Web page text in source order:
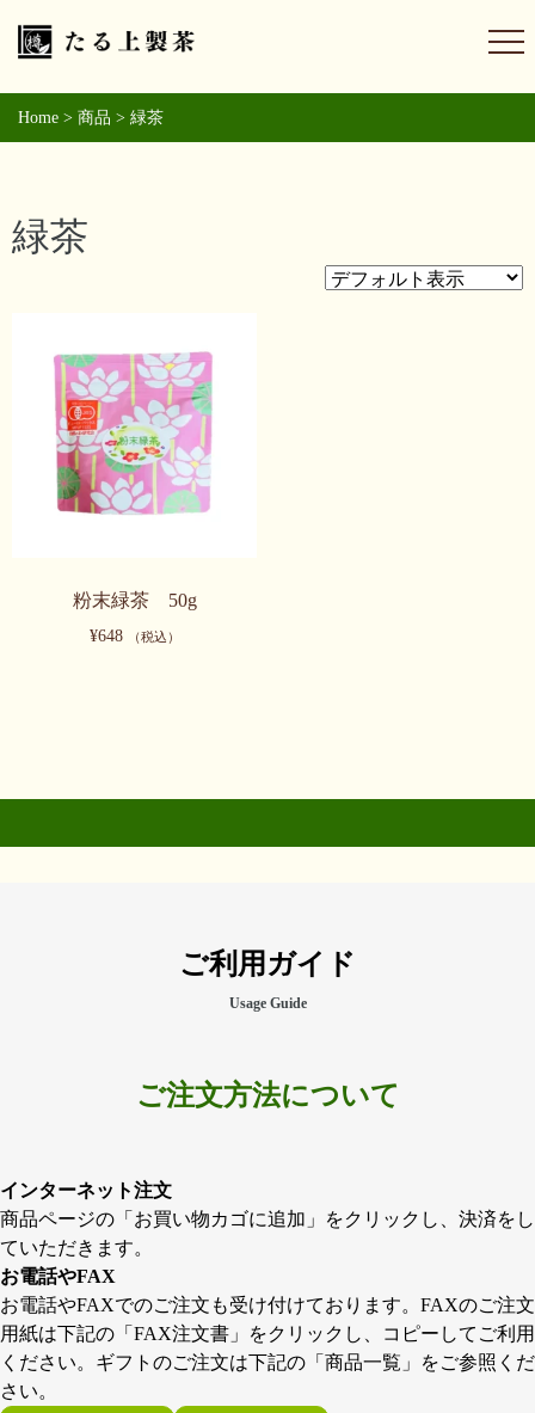
Home > 商品 > 緑茶
緑茶
粉末緑茶 50g
¥648 （税込）
ご利用ガイド
Usage Guide
ご注文方法について
インターネット注文
商品ページの「お買い物カゴに追加」をクリックし、決済をし
ていただきます。
お電話やFAX
お電話やFAXでのご注文も受け付けております。FAXのご注文
用紙は下記の「FAX注文書」をクリックし、コピーしてご利用
ください。ギフトのご注文は下記の「商品一覧」をご参照くだ
さい。